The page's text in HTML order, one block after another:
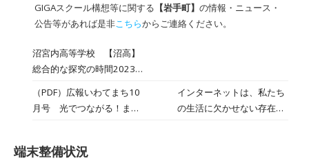
GIGAスクール構想等に関する 【岩手町】 の情報・ニュース・
公告等があれば是非こちらからご連絡ください。
沼宮内高等学校 【沼高】
総合的な探究の時間2023
（PDF）広報いわてまち10
月号 光でつながる！まち
インターネットは、私たち
の生活に欠かせない存在に
端末整備状況